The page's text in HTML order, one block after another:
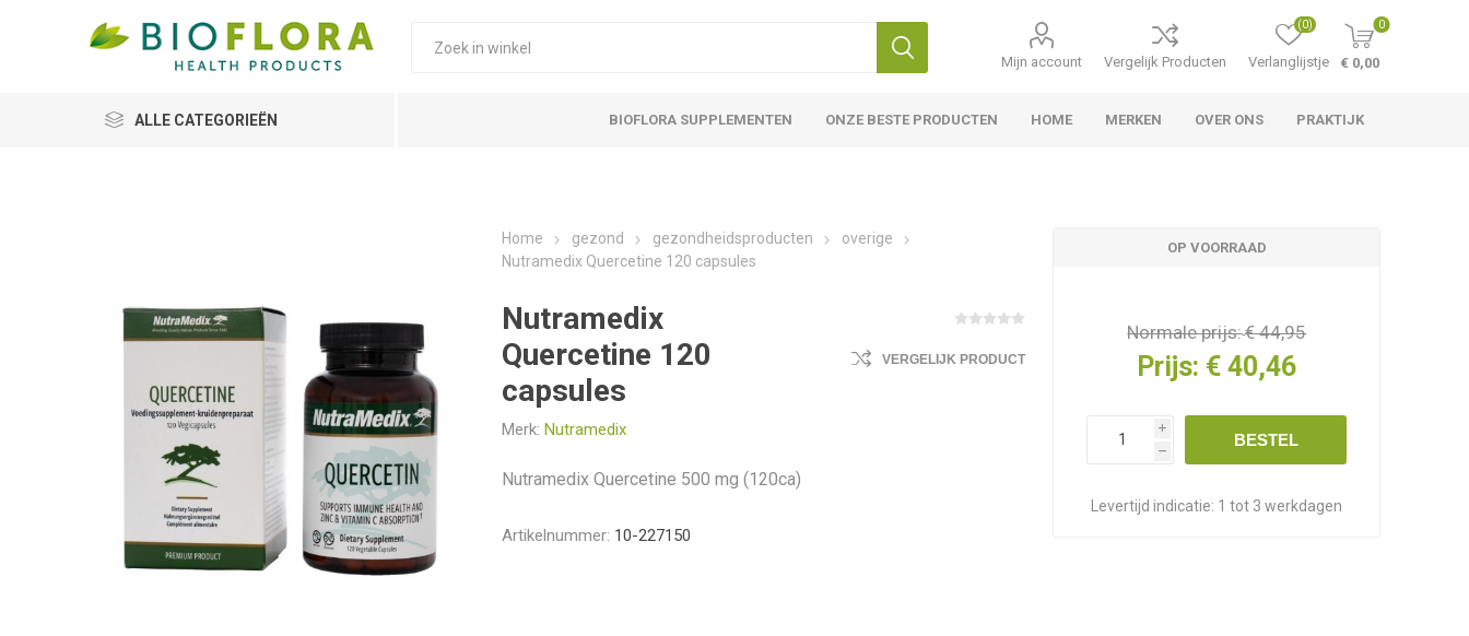
Mijn account Vergelijk Producten Verlanglijstje
(0) 0
€ 0,00
ALLE CATEGORIEËN BIOFLORA SUPPLEMENTEN ONZE BESTE PRODUCTEN HOME MERKEN OVER ONS PRAKTIJK
Home gezond gezondheidsproducten
overige
Nutramedix Quercetine 120 capsules
Nutramedix
Quercetine 120
capsules
Merk: Nutramedix
VERGELIJK PRODUCT
Nutramedix Quercetine 500 mg (120ca)
Artikelnummer: 10-227150
OP VOORRAAD
Normale prijs:€ 44,95
Prijs: € 40,46
i
h
BESTEL
Levertijd indicatie: 1 tot 3 werkdagen